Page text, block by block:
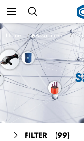
Home Assortiment
FILTER (99)